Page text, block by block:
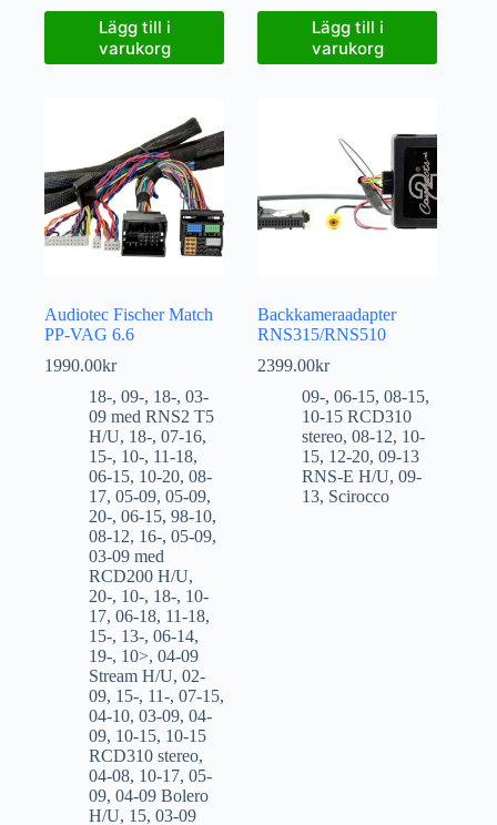
Lägg till i
varukorg
Lägg till i
varukorg
Audiotec Fischer Match
PP-VAG 6.6
1990.00kr
18-, 09-, 18-, 03-
09 med RNS2 T5
H/U, 18-, 07-16,
15-, 10-, 11-18,
06-15, 10-20, 08-
17, 05-09, 05-09,
20-, 06-15, 98-10,
08-12, 16-, 05-09,
03-09 med
RCD200 H/U,
20-, 10-, 18-, 10-
17, 06-18, 11-18,
15-, 13-, 06-14,
19-, 10>, 04-09
Stream H/U, 02-
09, 15-, 11-, 07-15,
04-10, 03-09, 04-
09, 10-15, 10-15
RCD310 stereo,
04-08, 10-17, 05-
09, 04-09 Bolero
H/U, 15, 03-09
Backkameraadapter
RNS315/RNS510
2399.00kr
09-,06-15,08-15,
10-15 RCD310
stereo,08-12, 10-
15, 12-20,09-13
RNS-E H/U,09-
13, Scirocco